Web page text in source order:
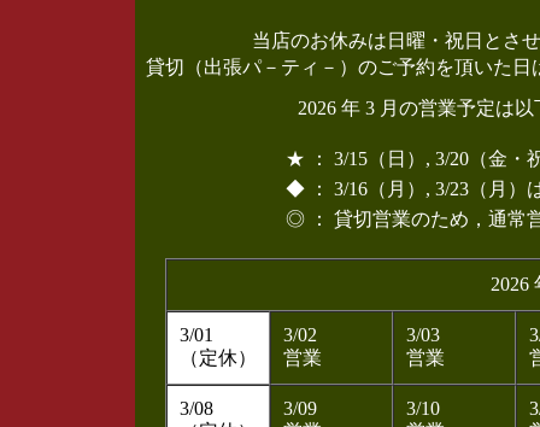
当店のお休みは日曜・祝日とさ
貸切（出張パ－ティ－）のご予約を頂いた
2026 年 3 月の営業予定は
★ ： 3/15（日）, 3/20（金・
◆ ： 3/16（月）, 3/23（月）
◎ ： 貸切営業のため，通常
2026
3/01
（定休）
3/02
営業
3/03
営業
3/08
3/09
3/10